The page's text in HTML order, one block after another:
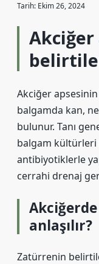
Tarih: Ekim 26, 2024
Akciğer
Akciğer
balgamda kan,
bulunur. Tanı
balgam kültürleri
antibiyotiklerle
cerrahi drenaj
anlaşılır?
Zatürrenin